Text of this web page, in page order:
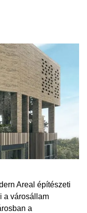
Areal építészeti
a városállam
a